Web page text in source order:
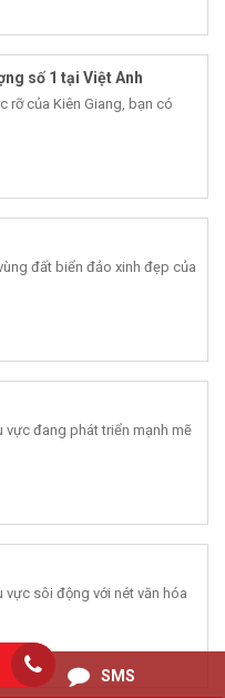
số 1 tại Việt Anh
rỡ của Kiên Giang, bạn có
đất biển đảo xinh đẹp của
vực đang phát triển mạnh mẽ
vực sôi động với nét văn hóa
SMS